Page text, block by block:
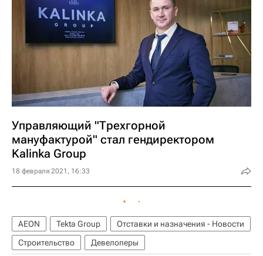
Управляющий "Трехгорной
мануфактурой" стал гендиректором
Kalinka Group
18 февраля 2021, 16:33
AEON Tekta Group
Отставки и назначения - Новости
Строительство
Девелоперы